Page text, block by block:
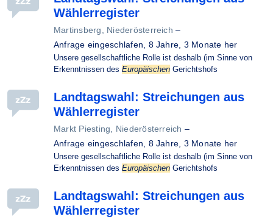
Wählerregister
Martinsberg, Niederösterreich –
Anfrage eingeschlafen, 8 Jahre, 3 Monate her
Unsere gesellschaftliche Rolle ist deshalb (im Sinne von
Erkenntnissen des Europäischen Gerichtshofs
Landtagswahl: Streichungen aus
Wählerregister
Markt Piesting, Niederösterreich –
Anfrage eingeschlafen, 8 Jahre, 3 Monate her
Unsere gesellschaftliche Rolle ist deshalb (im Sinne von
Erkenntnissen des Europäischen Gerichtshofs
Landtagswahl: Streichungen aus
Wählerregister